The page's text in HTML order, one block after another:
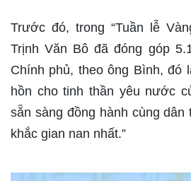
Trước đó, trong “Tuần lễ
Trịnh Văn Bô đã đóng góp
Chính phủ, theo ông Bình, đó
hồn cho tinh thần yêu nước
sẵn sàng đồng hành cùng
khắc gian nan nhất.”